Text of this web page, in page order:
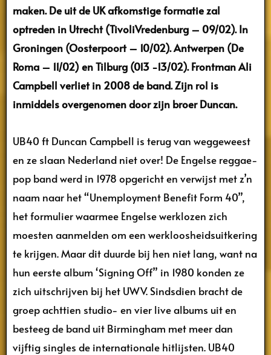
maken. De uit de UK afkomstige formatie zal
optreden in Utrecht (TivoliVredenburg – 09/02). In
Groningen (Oosterpoort – 10/02). Antwerpen (De
Roma – 11/02) en Tilburg (013 -13/02). Frontman Ali
Campbell verliet in 2008 de band. Zijn rol is
inmiddels overgenomen door zijn broer Duncan.
UB40 ft Duncan Campbell is terug van weggeweest
en ze slaan Nederland niet over! De Engelse reggae-
pop band werd in 1978 opgericht en verwijst met z’n
naam naar het “Unemployment Benefit Form 40”,
het formulier waarmee Engelse werklozen zich
moesten aanmelden om een werkloosheidsuitkering
te krijgen. Maar dit duurde bij hen niet lang, want na
hun eerste album ‘Signing Off” in 1980 konden ze
zich uitschrijven bij het UWV. Sindsdien bracht de
groep achttien studio- en vier live albums uit en
besteeg de band uit Birmingham met meer dan
vijftig singles de internationale hitlijsten. UB40